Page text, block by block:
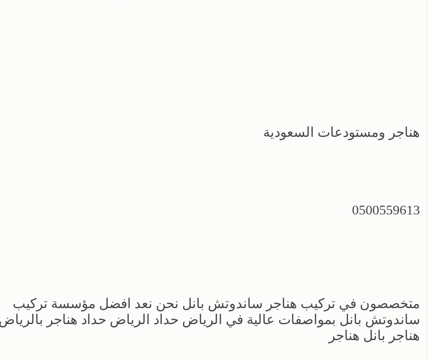
هناجر ومستودعات السعودية
0500559613
متخصصون في تركيب هناجر ساندوتش بانل نحن نعد افضل مؤسسة تركيب
ساندوتش بانل بمواصفات عالية في الرياض حداد الرياض حداد هناجر
هناجر بانل هناجر